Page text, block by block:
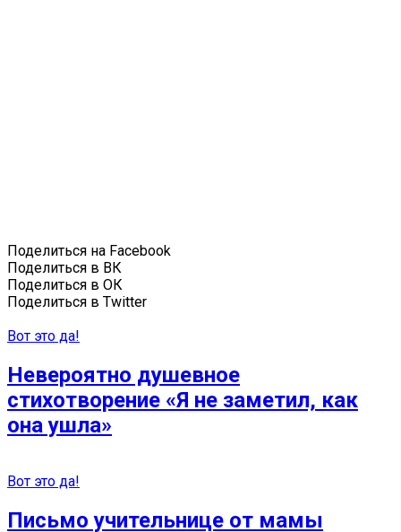
Поделиться на Facebook
Поделиться в ВК
Поделиться в ОК
Поделиться в Twitter
Вот это да!
Невероятно душевное
стихотворение «Я не заметил, как
она ушла»
Вот это да!
Письмо учительнице от мамы